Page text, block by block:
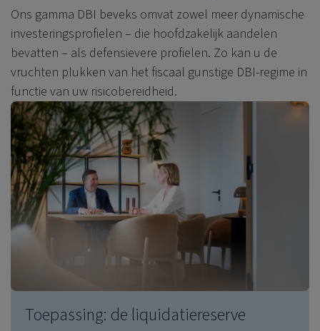
Ons gamma DBI beveks omvat zowel meer dynamische
investeringsprofielen – die hoofdzakelijk aandelen
bevatten – als defensievere profielen. Zo kan u de
vruchten plukken van het fiscaal gunstige DBI-regime in
functie van uw risicobereidheid.
Toepassing: de liquidatiereserve